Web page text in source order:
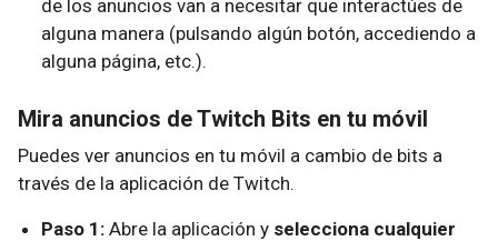
de los anuncios van a necesitar que interactúes de
alguna manera (pulsando algún botón, accediendo a
alguna página, etc.).
Mira anuncios de Twitch Bits en tu móvil
Puedes ver anuncios en tu móvil a cambio de bits a
través de la aplicación de Twitch.
Paso 1: Abre la aplicación y selecciona cualquier